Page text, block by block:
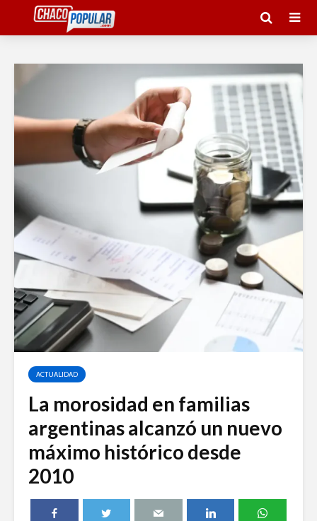
ACTUALIDAD
La morosidad en familias
argentinas alcanzó un nuevo
máximo histórico desde
2010